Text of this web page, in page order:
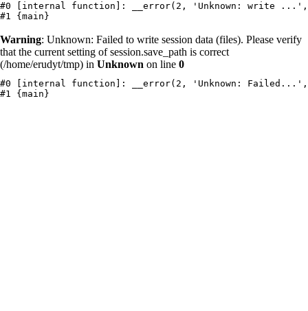
#0 [internal function]: __error(2, 'Unknown: write ...',
Warning: Unknown: Failed to write session data (files). Please verify
that the current setting of session.save_path is correct
(/home/erudyt/tmp) in Unknown on line 0
#0 [internal function]: __error(2, 'Unknown: Failed...',